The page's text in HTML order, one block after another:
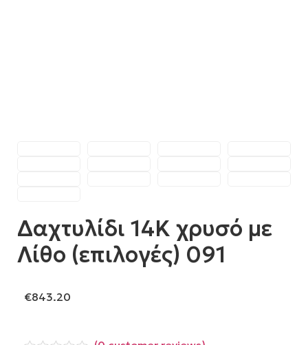
Δαχτυλίδι 14Κ χρυσό με
Λίθο (επιλογές) 091
€843.20